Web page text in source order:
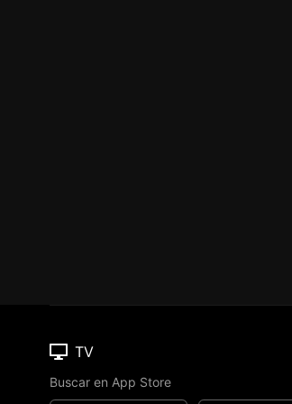
TV
Buscar en App Store